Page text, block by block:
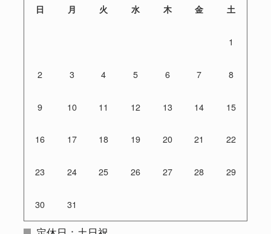
日 月 火 水 木 金 土
1
2 3 4 5 6 7 8
9 10 11 12 13 14 15
16 17 18 19 20 21 22
23 24 25 26 27 28 29
30 31